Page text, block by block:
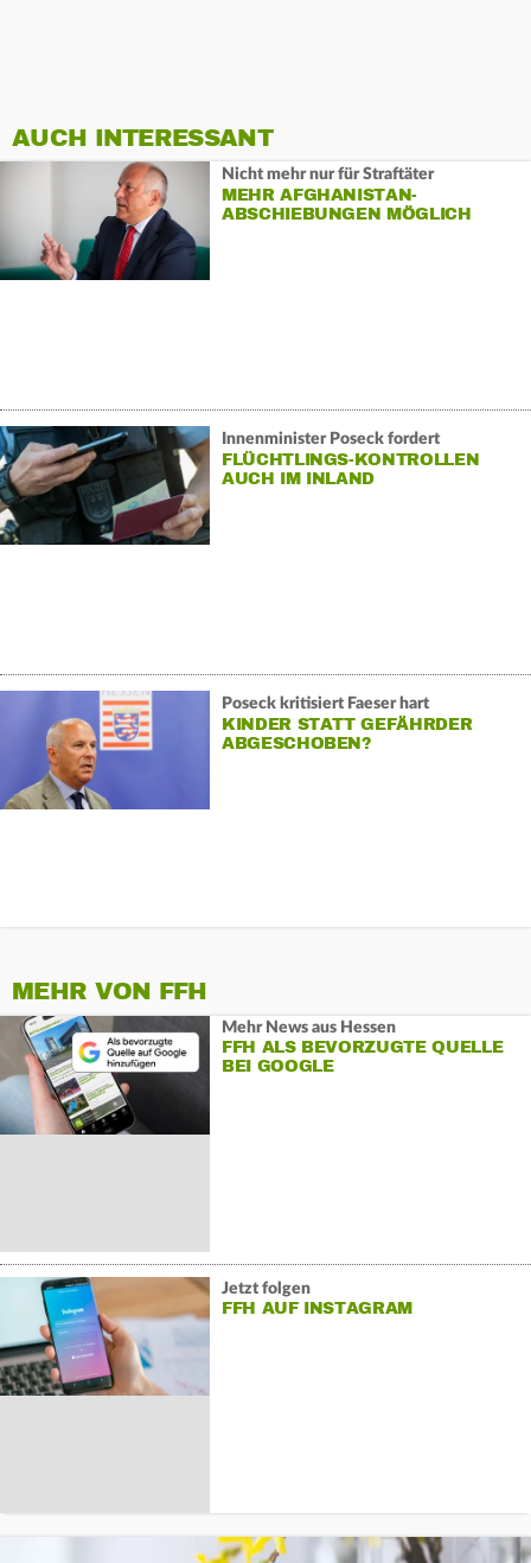
AUCH INTERESSANT
Nicht mehr nur für Straftäter
MEHR AFGHANISTAN-
ABSCHIEBUNGEN MÖGLICH
Innenminister Poseck fordert
FLÜCHTLINGS-KONTROLLEN
AUCH IM INLAND
Poseck kritisiert Faeser hart
KINDER STATT GEFÄHRDER
ABGESCHOBEN?
MEHR VON FFH
Mehr News aus Hessen
FFH ALS BEVORZUGTE QUELLE
BEI GOOGLE
Jetzt folgen
FFH AUF INSTAGRAM